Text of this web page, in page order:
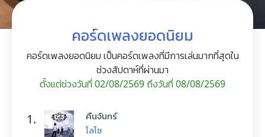
คอร์ดเพลงยอดนิยม
คอร์ดเพลงยอดนิยม เป็นคอร์ดเพลงที่มีการเล่นมากที่สุดใน
ช่วงสัปดาห์ที่ผ่านมา
ตั้งแต่ช่วงวันที่ 02/08/2569 ถึงวันที่ 08/08/2569
1. คืนจันทร์
โลโซ